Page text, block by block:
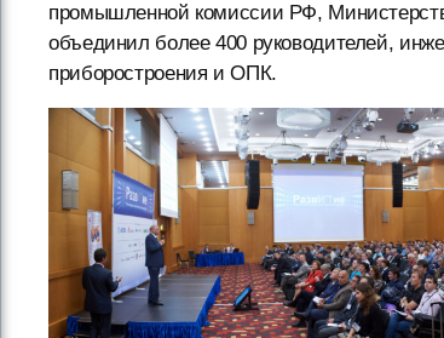
промышленной комиссии РФ,
объединил более 400 руководителей,
приборостроения и ОПК.